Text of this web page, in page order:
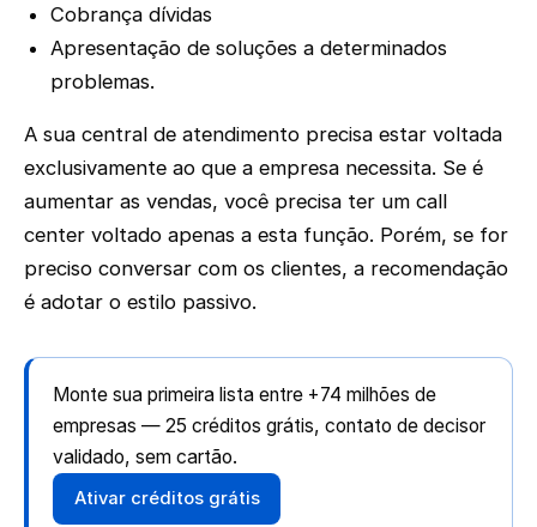
Cobrança dívidas
Apresentação de soluções a determinados
problemas.
A sua central de atendimento precisa estar voltada
exclusivamente ao que a empresa necessita. Se é
aumentar as vendas, você precisa ter um call
center voltado apenas a esta função. Porém, se for
preciso conversar com os clientes, a recomendação
é adotar o estilo passivo.
Monte sua primeira lista entre +74 milhões de
empresas — 25 créditos grátis, contato de decisor
validado, sem cartão.
Ativar créditos grátis